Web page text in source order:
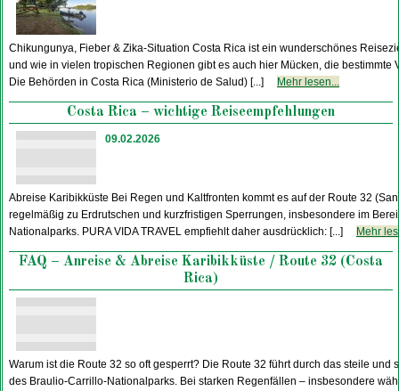
Chikungunya, Fieber & Zika-Situation Costa Rica ist ein wunderschönes
und wie in vielen tropischen Regionen gibt es auch hier Mücken, die bestimmte
Die Behörden in Costa Rica (Ministerio de Salud) [...]
Mehr lesen...
Costa Rica – wichtige Reiseempfehlungen
09.02.2026
Abreise Karibikküste Bei Regen und Kaltfronten kommt es auf der Route 32
regelmäßig zu Erdrutschen und kurzfristigen Sperrungen, insbesondere im
Nationalparks. PURA VIDA TRAVEL empfiehlt daher ausdrücklich: [...]
Mehr
FAQ – Anreise & Abreise Karibikküste / Route 32 (Costa
Rica)
Warum ist die Route 32 so oft gesperrt? Die Route 32 führt durch das steile und
des Braulio-Carrillo-Nationalparks. Bei starken Regenfällen – insbesondere